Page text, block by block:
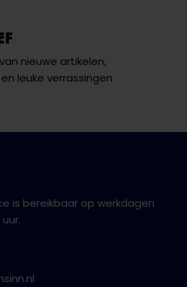
nieuwe artikelen,
leuke verrassingen
is bereikbaar op werkdagen